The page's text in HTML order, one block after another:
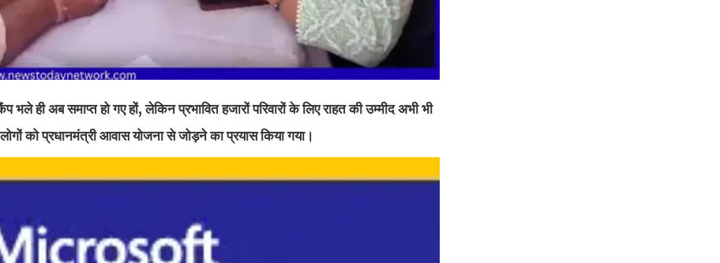
ही अब समाप्त हो गए हों, लेकिन प्रभावित हजारों परिवारों के लिए राहत की उम्मीद अभी भी
को प्रधानमंत्री आवास योजना से जोड़ने का प्रयास किया गया।